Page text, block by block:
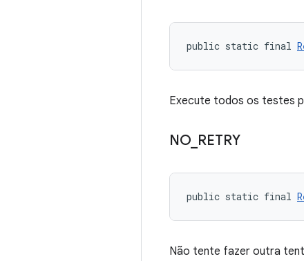
public static final
Execute todos os testes
NO RETRY
public static final
Não tente fazer outra